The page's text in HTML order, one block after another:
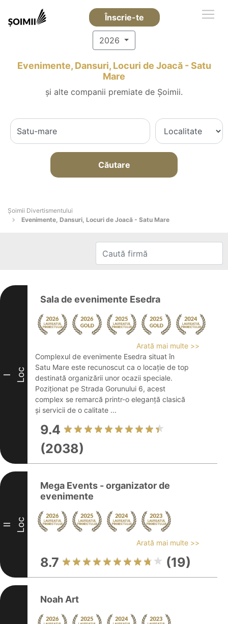
Înscrie-te
2026
Evenimente, Dansuri, Locuri de Joacă - Satu
Mare
și alte companii premiate de Șoimii.
Căutare
Şoimii Divertismentului
Evenimente, Dansuri, Locuri de Joacă - Satu Mare
I Loc
Sala de evenimente Esedra
Arată mai multe >>
Complexul de evenimente Esedra situat în
Satu Mare este recunoscut ca o locație de top
destinată organizării unor ocazii speciale.
Poziționat pe Strada Gorunului 6, acest
complex se remarcă printr-o eleganță clasică
și servicii de o calitate ...
9.4
(2038)
II Loc
Mega Events - organizator de
evenimente
Arată mai multe >>
8.7 (19)
Noah Art